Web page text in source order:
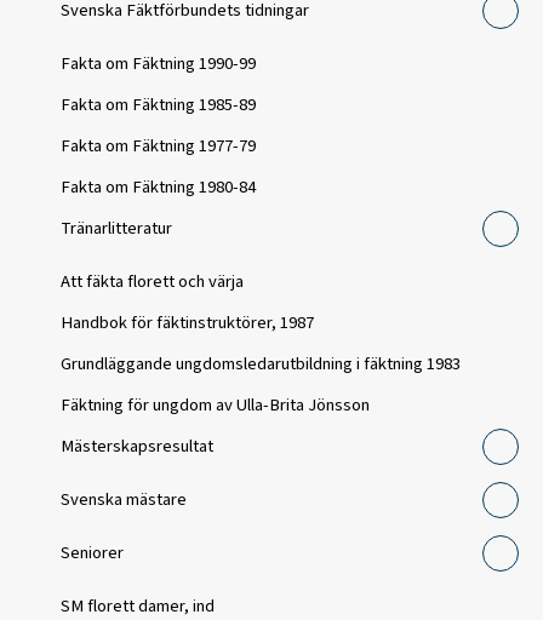
Svenska Fäktförbundets tidningar
Fakta om Fäktning 1990-99
Fakta om Fäktning 1985-89
Fakta om Fäktning 1977-79
Fakta om Fäktning 1980-84
Tränarlitteratur
Att fäkta florett och värja
Handbok för fäktinstruktörer, 1987
Grundläggande ungdomsledarutbildning i fäktning 1983
Fäktning för ungdom av Ulla-Brita Jönsson
Mästerskapsresultat
Svenska mästare
Seniorer
SM florett damer, ind